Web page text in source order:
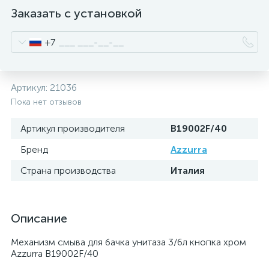
Заказать с установкой
+7
Артикул: 21036
Пока нет отзывов
Артикул производителя
B19002F/40
Бренд
Azzurra
Страна производства
Италия
Описание
Механизм смыва для бачка унитаза 3/6л кнопка хром
Azzurra B19002F/40